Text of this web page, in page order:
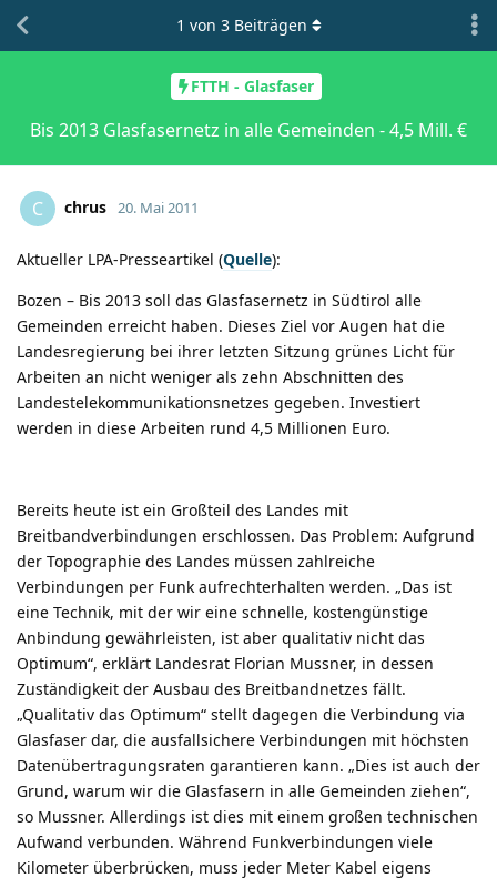
FTTH - Glasfaser
Bis 2013 Glasfasernetz in alle Gemeinden - 4,5 Mill. €
1 von 3Beiträgen
C chrus 20. Mai 2011
Aktueller LPA-Presseartikel (Quelle):
Bozen – Bis 2013 soll das Glasfasernetz in Südtirol alle
Gemeinden erreicht haben. Dieses Ziel vor Augen hat die
Landesregierung bei ihrer letzten Sitzung grünes Licht für
Arbeiten an nicht weniger als zehn Abschnitten des
Landestelekommunikationsnetzes gegeben. Investiert
werden in diese Arbeiten rund 4,5 Millionen Euro.
Bereits heute ist ein Großteil des Landes mit
Breitbandverbindungen erschlossen. Das Problem: Aufgrund
der Topographie des Landes müssen zahlreiche
Verbindungen per Funk aufrechterhalten werden. „Das ist
eine Technik, mit der wir eine schnelle, kostengünstige
Anbindung gewährleisten, ist aber qualitativ nicht das
Optimum“, erklärt Landesrat Florian Mussner, in dessen
Zuständigkeit der Ausbau des Breitbandnetzes fällt.
„Qualitativ das Optimum“ stellt dagegen die Verbindung via
Glasfaser dar, die ausfallsichere Verbindungen mit höchsten
Datenübertragungsraten garantieren kann. „Dies ist auch der
Grund, warum wir die Glasfasern in alle Gemeinden ziehen“,
so Mussner. Allerdings ist dies mit einem großen technischen
Aufwand verbunden. Während Funkverbindungen viele
Kilometer überbrücken, muss jeder Meter Kabel eigens